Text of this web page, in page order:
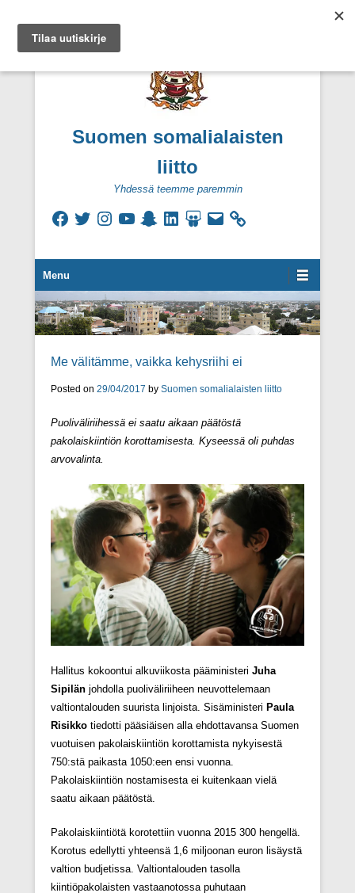
Suomen somalialaisten
liitto
Yhdessä teemme paremmin
FacebookTwitterInstagramYouTubeSnapchatLinkedInSlideShare
Sähköpostiosoite
Secondary Menu
Menu
Me välitämme, vaikka kehysriihi ei
Posted on 29/04/2017 by Suomen somalialaisten liitto
Puoliväliriihessä ei saatu aikaan päätöstä
pakolaiskiintiön korottamisesta. Kyseessä oli puhdas
arvovalinta.
Hallitus kokoontui alkuviikosta pääministeri Juha
Sipilän johdolla puoliväliriiheen neuvottelemaan
valtiontalouden suurista linjoista. Sisäministeri Paula
Risikko tiedotti pääsiäisen alla ehdottavansa Suomen
vuotuisen pakolaiskiintiön korottamista nykyisestä
750:stä paikasta 1050:een ensi vuonna.
Pakolaiskiintiön nostamisesta ei kuitenkaan vielä
saatu aikaan päätöstä.
Pakolaiskiintiötä korotettiin vuonna 2015 300 hengellä.
Korotus edellytti yhteensä 1,6 miljoonan euron lisäystä
valtion budjetissa. Valtiontalouden tasolla
kiintiöpakolaisten vastaanotossa puhutaan